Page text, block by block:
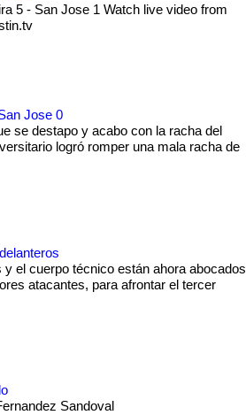
5 - San Jose 1 Watch live video from
Jose 0
se destapo y acabo con la racha del
logró romper una mala racha de
y el cuerpo técnico están ahora abocados
atacantes, para afrontar el tercer
Sandoval